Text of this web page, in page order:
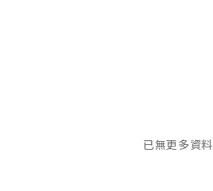
已無更多資料